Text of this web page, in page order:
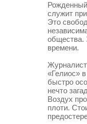
служит
Это
общества.
времени.
«Гелиос»
быстро
нечто
Воздух
плоти.